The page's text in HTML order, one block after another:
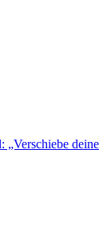
„Verschiebe deine